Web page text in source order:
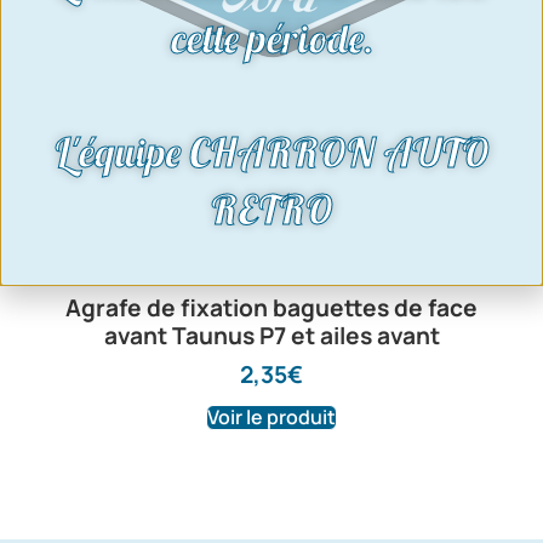
Agrafe de fixation baguettes de face
avant Taunus P7 et ailes avant
2,35€
Voir le produit
cette période.
L'équipe CHARRON AUTO
RETRO